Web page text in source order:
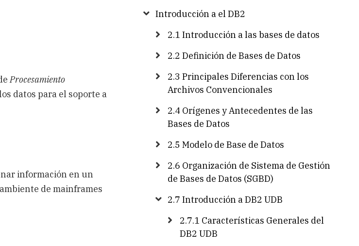
Procesamiento
datos para el soporte a
información en un
de mainframes
Introducción a el DB2
2.1 Introducción a las bases de datos
2.2 Definición de Bases de Datos
2.3 Principales Diferencias con los
Archivos Convencionales
2.4 Orígenes y Antecedentes de las
Bases de Datos
2.5 Modelo de Base de Datos
2.6 Organización de Sistema de Gestión
de Bases de Datos (SGBD)
2.7 Introducción a DB2 UDB
2.7.1 Características Generales del
DB2 UDB